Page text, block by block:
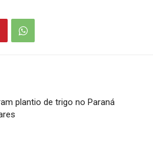
plantio de trigo no Paraná